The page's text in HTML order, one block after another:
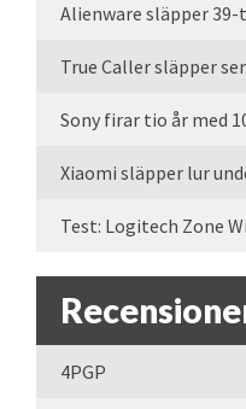
True Caller släpper
Sony firar tio år med
Xiaomi släpper lur
Test: Logitech Zone
4PGP